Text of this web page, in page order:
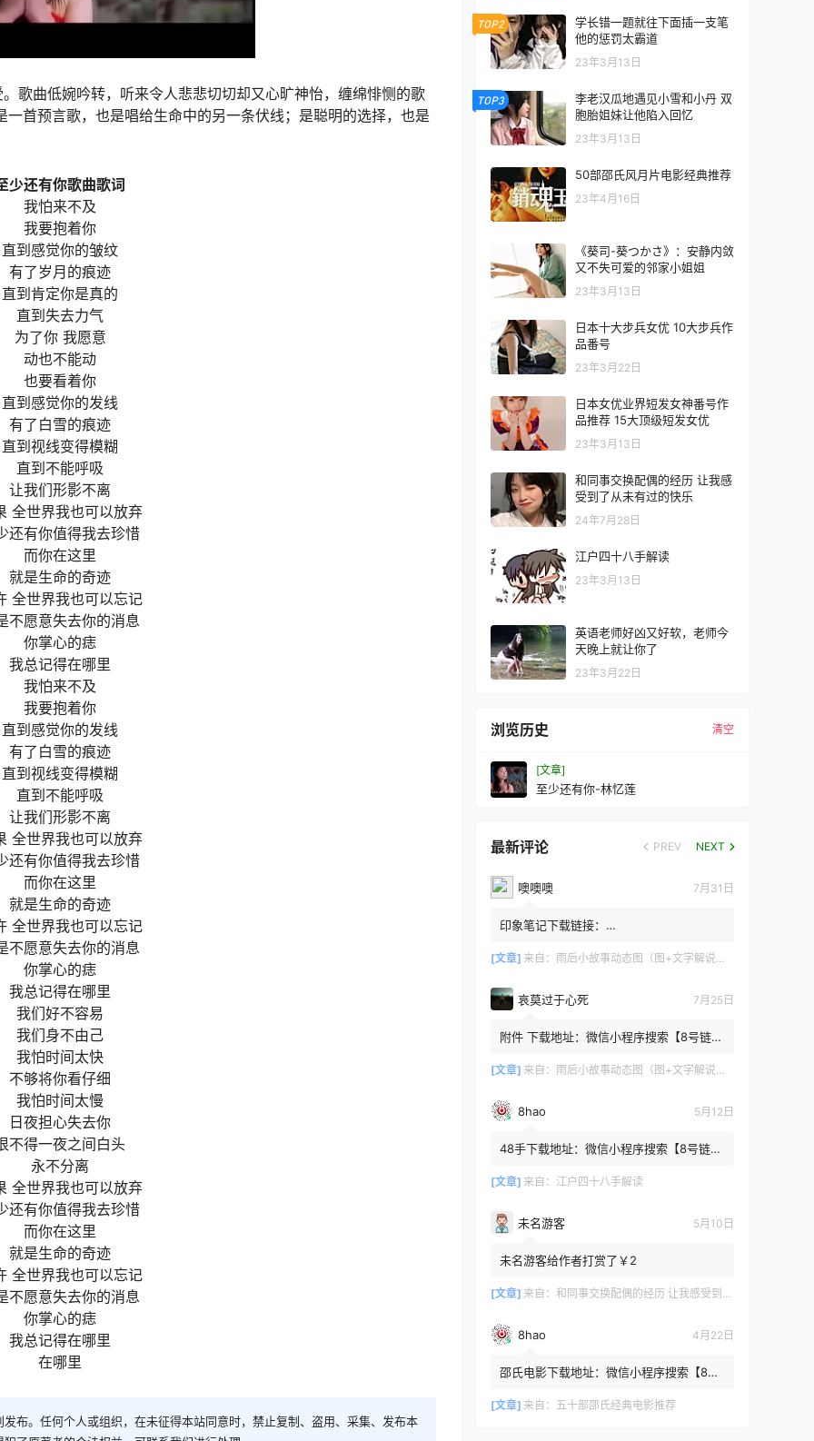
歌曲低婉吟转，听来令人悲悲切切却又心旷神怡，缠绵悱恻的歌
首预言歌，也是唱给生命中的另一条伏线；是聪明的选择，也是
少还有你歌曲歌词
我怕来不及
我要抱着你
直到感觉你的皱纹
有了岁月的痕迹
直到肯定你是真的
直到失去力气
为了你 我愿意
动也不能动
也要看着你
直到感觉你的发线
有了白雪的痕迹
直到视线变得模糊
直到不能呼吸
让我们形影不离
全世界我也可以放弃
还有你值得我去珍惜
而你在这里
就是生命的奇迹
全世界我也可以忘记
不愿意失去你的消息
你掌心的痣
我总记得在哪里
我怕来不及
我要抱着你
直到感觉你的发线
有了白雪的痕迹
直到视线变得模糊
直到不能呼吸
让我们形影不离
全世界我也可以放弃
还有你值得我去珍惜
而你在这里
就是生命的奇迹
全世界我也可以忘记
不愿意失去你的消息
你掌心的痣
我总记得在哪里
我们好不容易
我们身不由己
我怕时间太快
不够将你看仔细
我怕时间太慢
日夜担心失去你
不得一夜之间白头
永不分离
全世界我也可以放弃
还有你值得我去珍惜
而你在这里
就是生命的奇迹
全世界我也可以忘记
不愿意失去你的消息
你掌心的痣
我总记得在哪里
在哪里
布。任何个人或组织，在未征得本站同意时，禁止复制、盗用、采集、发布本
TOP2
学长错一题就往下面插一支笔
他的惩罚太霸道
23年3月13日
TOP3
李老汉瓜地遇见小雪和小丹 双
胞胎姐妹让他陷入回忆
23年3月13日
50部邵氏风月片电影经典推荐
23年4月16日
《葵司-葵つかさ》：安静内敛
又不失可爱的邻家小姐姐
23年3月13日
日本十大步兵女优 10大步兵作
品番号
23年3月22日
日本女优业界短发女神番号作
品推荐 15大顶级短发女优
23年3月13日
和同事交换配偶的经历 让我感
受到了从未有过的快乐
24年7月28日
江户四十八手解读
23年3月13日
英语老师好凶又好软，老师今
天晚上就让你了
23年3月22日
浏览历史 清空
[文章]
至少还有你-林忆莲
最新评论 PREV NEXT
噢噢噢 7月31日
印象笔记下载链接：
[文章] 来自： 雨后小故事动态图（图+文字解说版）
哀莫过于心死 7月25日
附件 下载地址：微信小程序搜索【8号链
或保存下方二维码微信里...
[文章] 来自： 雨后小故事动态图（图+文字解说版）
8hao 5月12日
48手下载地址：微信小程序搜索【8号链
或保存下方二维码微信里识别
[文章] 来自： 江户四十八手解读
未名游客 5月10日
未名游客给作者打赏了￥2
[文章] 来自： 和同事交换配偶的经历 让我感受到了从未有过的快乐
8hao 4月22日
邵氏电影下载地址：微信小程序搜索【8号
令或保存下方二维码微...
[文章] 来自： 五十部邵氏经典电影推荐